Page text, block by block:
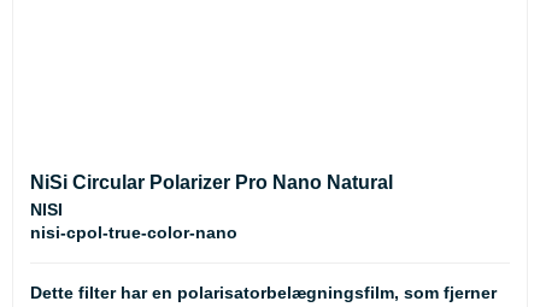
NiSi Circular Polarizer Pro Nano Natural
NISI
nisi-cpol-true-color-nano
Dette filter har en polarisatorbelægningsfilm, som fjerner